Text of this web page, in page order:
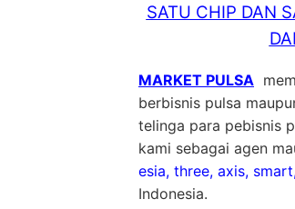
SATU CHIP DAN
MARKET PULSA
berbisnis pulsa
telinga para pebisnis
kami sebagai agen
esia, three, axis,
Indonesia.